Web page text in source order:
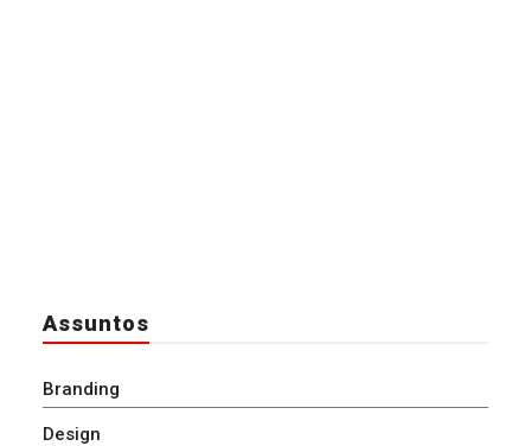
Assuntos
Branding
Design